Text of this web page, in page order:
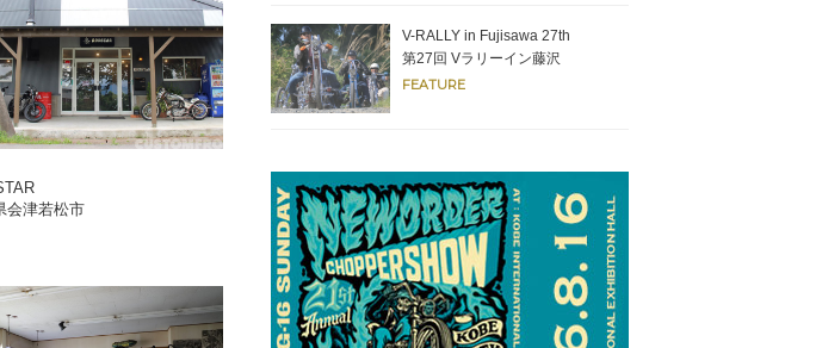
会津若松市
V-RALLY in Fujisawa 27th
第27回 Vラリーイン藤沢
FEATURE